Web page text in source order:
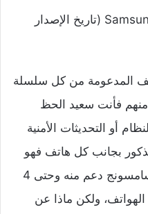
‌هاتف Samsung Galaxy A33 (تاريخ الإصدار
المدعومة من كل سلسلة
فأنت سعيد الحظ
أو التحديثات الأمنية
بجانب كل هاتف فهو
تاريخ صدور الهاتف الذي تقدم سامسونج دعم منه وحتى 4
ولكن ماذا عن